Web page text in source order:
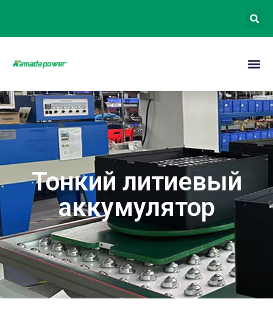
Тонкий литиевый
аккумулятор